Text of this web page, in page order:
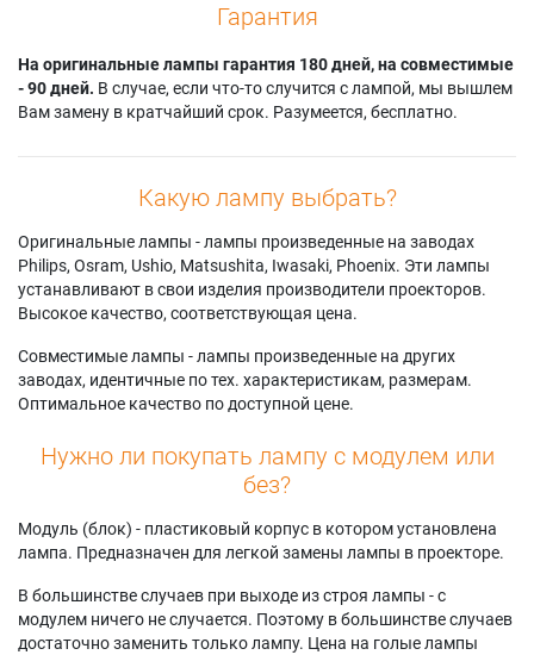
Гарантия
На оригинальные лампы гарантия 180 дней, на совместимые
- 90 дней. В случае, если что-то случится с лампой, мы вышлем
Вам замену в кратчайший срок. Разумеется, бесплатно.
Какую лампу выбрать?
Оригинальные лампы - лампы произведенные на заводах
Philips, Osram, Ushio, Matsushita, Iwasaki, Phoenix. Эти лампы
устанавливают в свои изделия производители проекторов.
Высокое качество, соответствующая цена.
Совместимые лампы - лампы произведенные на других
заводах, идентичные по тех. характеристикам, размерам.
Оптимальное качество по доступной цене.
Нужно ли покупать лампу с модулем или
без?
Модуль (блок) - пластиковый корпус в котором установлена
лампа. Предназначен для легкой замены лампы в проекторе.
В большинстве случаев при выходе из строя лампы - с
модулем ничего не случается. Поэтому в большинстве случаев
достаточно заменить только лампу. Цена на голые лампы